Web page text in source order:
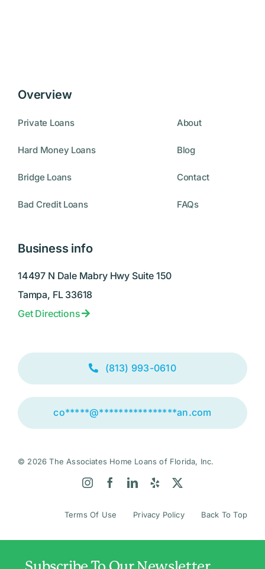
Overview
Private Loans
Hard Money Loans
Bridge Loans
Bad Credit Loans
About
Blog
Contact
FAQs
Business info
14497 N Dale Mabry Hwy Suite 150
Tampa, FL 33618
Get Directions
(813) 993-0610
co*****@****************an.com
© 2026 The Associates Home Loans of Florida, Inc.
Terms Of Use Privacy Policy Back To Top